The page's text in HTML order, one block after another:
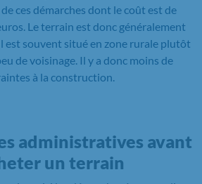
ces démarches dont le coût est de
Le terrain est donc généralement
est souvent situé en zone rurale plutôt
de voisinage. Il y a donc moins de
à la construction.
administratives avant
un terrain